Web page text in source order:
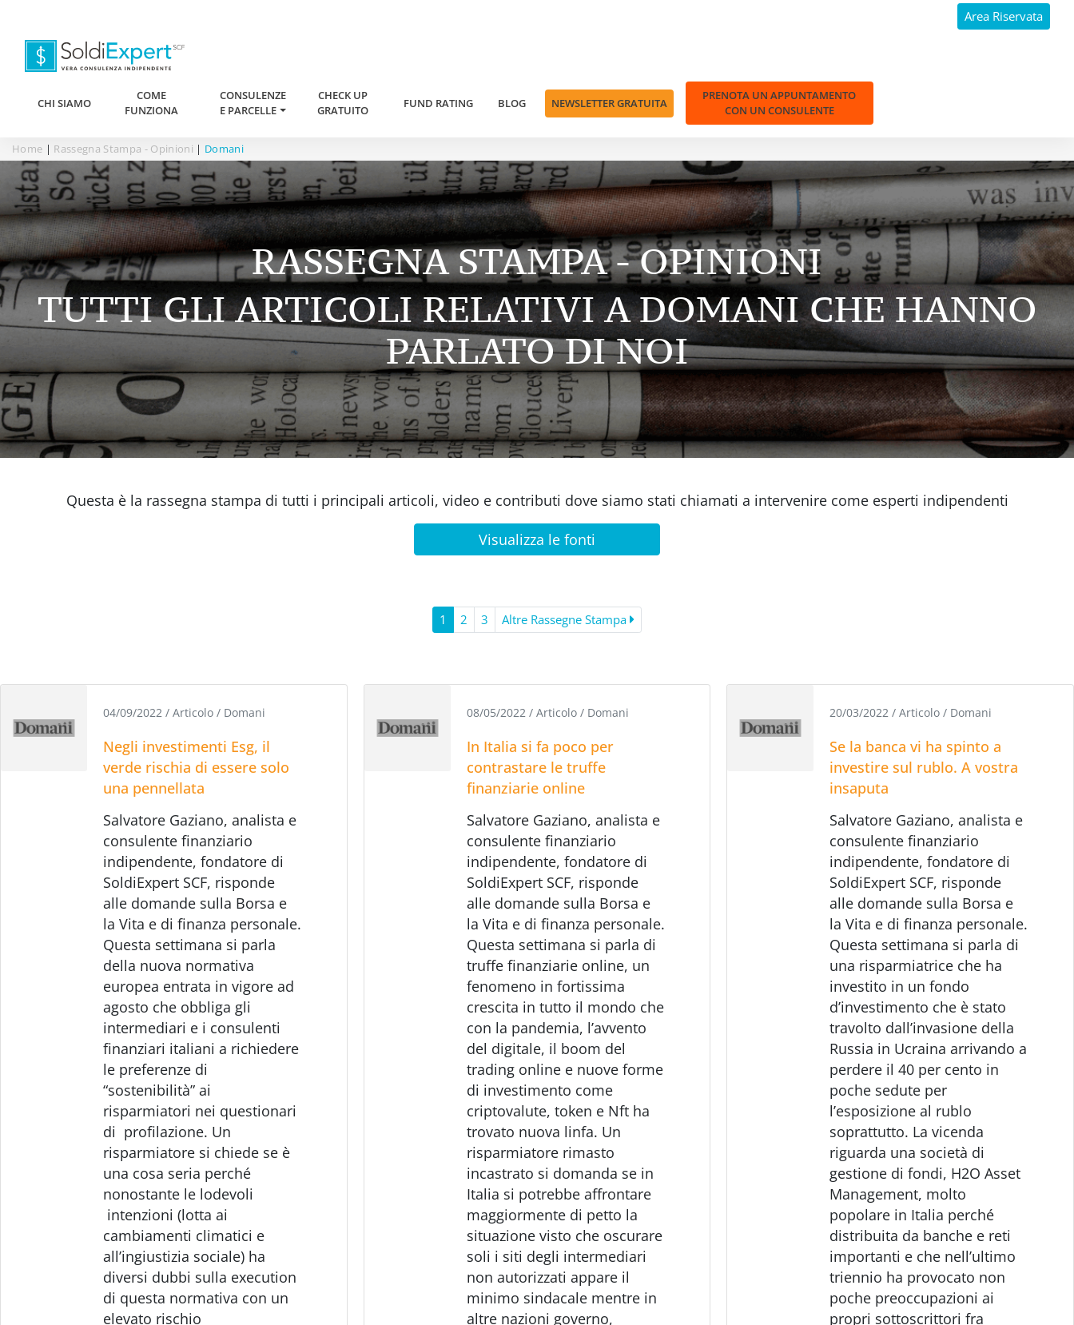
Area Riservata
CHI SIAMO
COME
FUNZIONA
CONSULENZE
E PARCELLE
CHECK UP
GRATUITO
FUND RATING BLOG NEWSLETTER GRATUITA
PRENOTA UN APPUNTAMENTO
CON UN CONSULENTE
Home | Rassegna Stampa - Opinioni | Domani
RASSEGNA STAMPA - OPINIONI
TUTTI GLI ARTICOLI RELATIVI ADOMANICHE HANNO
PARLATO DI NOI
Questa è la rassegna stampa di tutti i principali articoli, video e contributi dove siamo stati chiamati a intervenire come esperti indipendenti
Visualizza le fonti
1 2 3 Altre Rassegne Stampa
04/09/2022/Articolo/ Domani
Negli investimenti Esg, il
verde rischia di essere solo
una pennellata
Salvatore Gaziano, analista e
consulente finanziario
indipendente, fondatore di
SoldiExpert SCF, risponde
alle domande sulla Borsa e
la Vita e di finanza personale.
Questa settimana si parla
della nuova normativa
europea entrata in vigore ad
agosto che obbliga gli
intermediari e i consulenti
finanziari italiani a richiedere
le preferenze di
“sostenibilità” ai
risparmiatori nei questionari
di profilazione. Un
risparmiatore si chiede se è
una cosa seria perché
nonostante le lodevoli
intenzioni (lotta ai
cambiamenti climatici e
all’ingiustizia sociale) ha
diversi dubbi sulla execution
di questa normativa con un
elevato rischio
08/05/2022 / Articolo / Domani
In Italia si fa poco per
contrastare le truffe
finanziarie online
Salvatore Gaziano, analista e
consulente finanziario
indipendente, fondatore di
SoldiExpert SCF, risponde
alle domande sulla Borsa e
la Vita e di finanza personale.
Questa settimana si parla di
truffe finanziarie online, un
fenomeno in fortissima
crescita in tutto il mondo che
con la pandemia, l’avvento
del digitale, il boom del
trading online e nuove forme
di investimento come
criptovalute, token e Nft ha
trovato nuova linfa. Un
risparmiatore rimasto
incastrato si domanda se in
Italia si potrebbe affrontare
maggiormente di petto la
situazione visto che oscurare
soli i siti degli intermediari
non autorizzati appare il
minimo sindacale mentre in
altre nazioni governo,
20/03/2022/Articolo/ Domani
Se la banca vi ha spinto a
investire sul rublo. A vostra
insaputa
Salvatore Gaziano, analista e
consulente finanziario
indipendente, fondatore di
SoldiExpert SCF, risponde
alle domande sulla Borsa e
la Vita e di finanza personale.
Questa settimana si parla di
una risparmiatrice che ha
investito in un fondo
d’investimento che è stato
travolto dall’invasione della
Russia in Ucraina arrivando a
perdere il 40 per cento in
poche sedute per
l’esposizione al rublo
soprattutto. La vicenda
riguarda una società di
gestione di fondi, H2O Asset
Management, molto
popolare in Italia perché
distribuita da banche e reti
importanti e che nell’ultimo
triennio ha provocato non
poche preoccupazioni ai
propri sottoscrittori fra